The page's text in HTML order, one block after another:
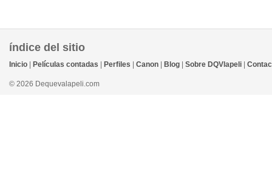
índice del sitio
Inicio Películas contadas Perfiles Canon Blog Sobre DQVlapeli
© 2026 Dequevalapeli.com